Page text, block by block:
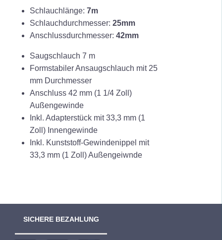
Schlauchlänge:7m
Schlauchdurchmesser:25mm
Anschlussdurchmesser:42mm
Saugschlauch 7 m
Formstabiler Ansaugschlauch mit 25
mm Durchmesser
Anschluss 42 mm (1 1/4 Zoll)
Außengewinde
Inkl. Adapterstück mit 33,3 mm (1
Zoll) Innengewinde
Inkl. Kunststoff-Gewindenippel mit
33,3 mm (1 Zoll) Außengeiwnde
SICHERE BEZAHLUNG